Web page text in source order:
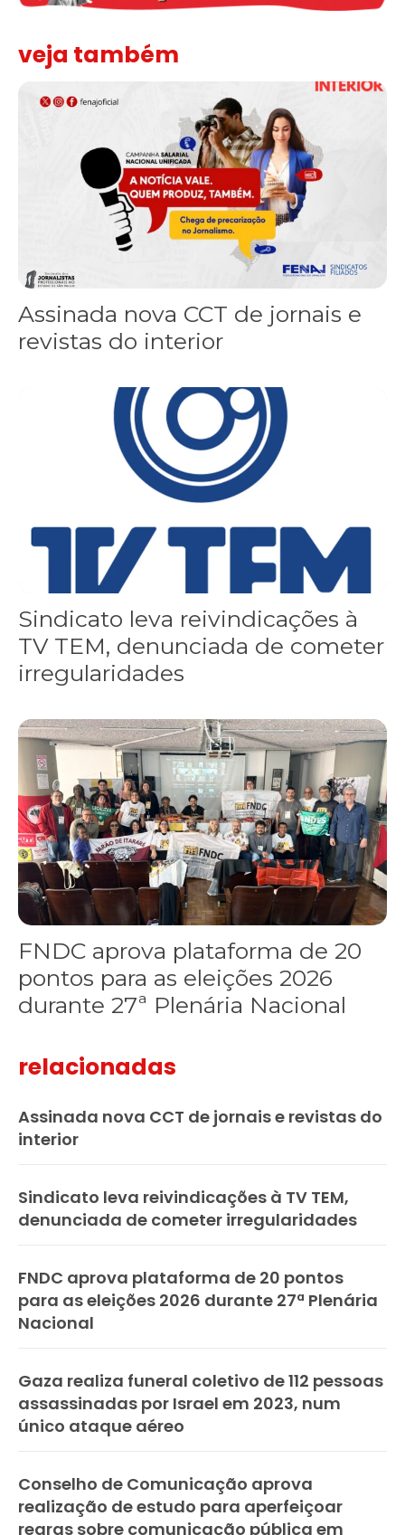
veja também
Assinada nova CCT de jornais e revistas do interior
Assinada nova CCT de jornais e
revistas do interior
Sindicato leva reivindicações à TV TEM, denunciada de cometer
Sindicato leva reivindicações à
TV TEM, denunciada de cometer
irregularidades
FNDC aprova plataforma de 20 pontos para as eleições 2026
FNDC aprova plataforma de 20
pontos para as eleições 2026
durante 27ª Plenária Nacional
relacionadas
Assinada nova CCT de jornais e revistas do
interior
Sindicato leva reivindicações à TV TEM,
denunciada de cometer irregularidades
FNDC aprova plataforma de 20 pontos
para as eleições 2026 durante 27ª Plenária
Nacional
Gaza realiza funeral coletivo de 112 pessoas
assassinadas por Israel em 2023, num
único ataque aéreo
Conselho de Comunicação aprova
realização de estudo para aperfeiçoar
regras sobre comunicação pública em